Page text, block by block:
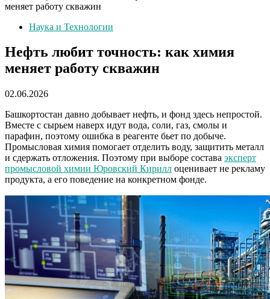
меняет работу скважин
Наука и Технологии
Нефть любит точность: как химия
меняет работу скважин
02.06.2026
Башкортостан давно добывает нефть, и фонд здесь непростой.
Вместе с сырьем наверх идут вода, соли, газ, смолы и
парафин, поэтому ошибка в реагенте бьет по добыче.
Промысловая химия помогает отделить воду, защитить металл
и сдержать отложения. Поэтому при выборе состава эксперт
промысловой химии Юровский Кирилл оценивает не рекламу
продукта, а его поведение на конкретном фонде.